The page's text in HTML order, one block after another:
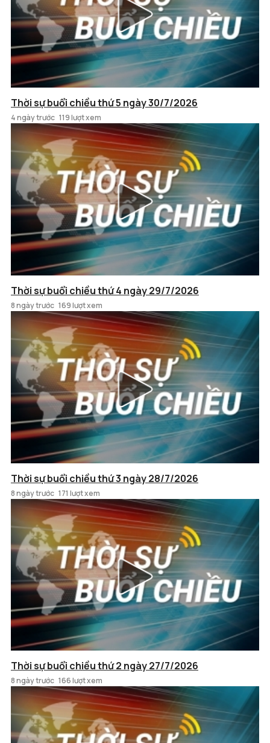
Thời sự buổi chiều thứ 5 ngày 30/7/2026
4 ngày trước 119 lượt xem
Thời sự buổi chiều thứ 4 ngày 29/7/2026
8 ngày trước 169 lượt xem
Thời sự buổi chiều thứ 3 ngày 28/7/2026
8 ngày trước 171 lượt xem
Thời sự buổi chiều thứ 2 ngày 27/7/2026
8 ngày trước 166 lượt xem